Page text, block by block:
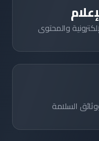
والمحتوى
السلامة